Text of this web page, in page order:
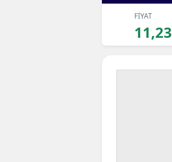
FİYAT
11,23